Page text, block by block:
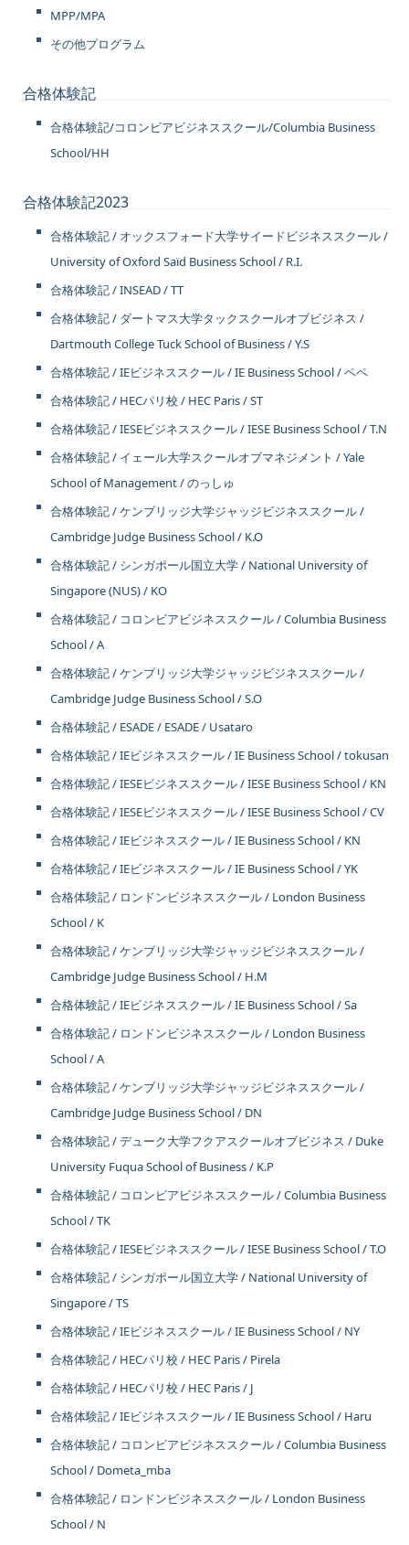
MPP/MPA
その他プログラム
合格体験記
合格体験記/コロンビアビジネススクール/Columbia Business
School/HH
合格体験記2023
合格体験記 / オックスフォード大学サイードビジネススクール /
University of Oxford Saïd Business School / R.I.
合格体験記 / INSEAD / TT
合格体験記 / ダートマス大学タックスクールオブビジネス /
Dartmouth College Tuck School of Business / Y.S
合格体験記 / IEビジネススクール / IE Business School / ペペ
合格体験記 / HECパリ校 / HEC Paris / ST
合格体験記 / IESEビジネススクール / IESE Business School / T.N
合格体験記 / イェール大学スクールオブマネジメント / Yale
School of Management / のっしゅ
合格体験記 / ケンブリッジ大学ジャッジビジネススクール /
Cambridge Judge Business School / K.O
合格体験記 / シンガポール国立大学 / National University of
Singapore (NUS) / KO
合格体験記 / コロンビアビジネススクール / Columbia Business
School / A
合格体験記 / ケンブリッジ大学ジャッジビジネススクール /
Cambridge Judge Business School / S.O
合格体験記 / ESADE / ESADE / Usataro
合格体験記 / IEビジネススクール / IE Business School / tokusan
合格体験記 / IESEビジネススクール / IESE Business School / KN
合格体験記 / IESEビジネススクール / IESE Business School / CV
合格体験記 / IEビジネススクール / IE Business School / KN
合格体験記 / IEビジネススクール / IE Business School / YK
合格体験記 / ロンドンビジネススクール / London Business
School / K
合格体験記 / ケンブリッジ大学ジャッジビジネススクール /
Cambridge Judge Business School / H.M
合格体験記 / IEビジネススクール / IE Business School / Sa
合格体験記 / ロンドンビジネススクール / London Business
School / A
合格体験記 / ケンブリッジ大学ジャッジビジネススクール /
Cambridge Judge Business School / DN
合格体験記 / デューク大学フクアスクールオブビジネス / Duke
University Fuqua School of Business / K.P
合格体験記 / コロンビアビジネススクール / Columbia Business
School / TK
合格体験記 / IESEビジネススクール / IESE Business School / T.O
合格体験記 / シンガポール国立大学 / National University of
Singapore / TS
合格体験記 / IEビジネススクール / IE Business School / NY
合格体験記 / HECパリ校 / HEC Paris / Pirela
合格体験記 / HECパリ校 / HEC Paris / J
合格体験記 / IEビジネススクール / IE Business School / Haru
合格体験記 / コロンビアビジネススクール / Columbia Business
School / Dometa_mba
合格体験記 / ロンドンビジネススクール / London Business
School / N